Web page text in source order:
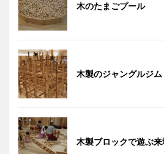
木のたまごプール
木製のジャングルジム
木製ブロックで遊ぶ